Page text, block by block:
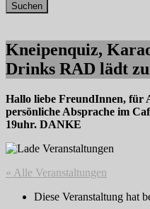
Kneipenquiz,
Drinks RAD lädt
Hallo liebe FreundInnen, für
persönliche Absprache im
19uhr. DANKE
« Alle Veranstaltungen
Diese Veranstaltung hat